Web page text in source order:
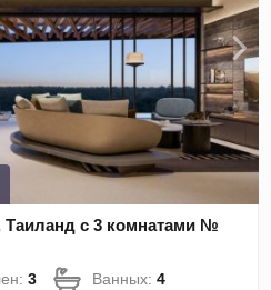
Таиланд с 3 комнатами №
3 Ванных:4